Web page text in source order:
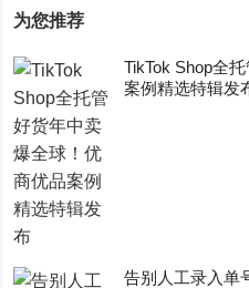
为您推荐
TikTok Shop全
案例精选特辑发
告别人工录入单